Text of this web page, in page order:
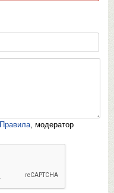
Правила, модератор